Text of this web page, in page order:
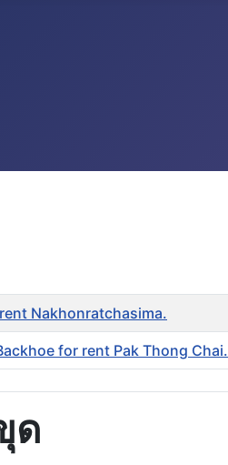
Nakhonratchasima.
for rent Pak Thong Chai.
ด